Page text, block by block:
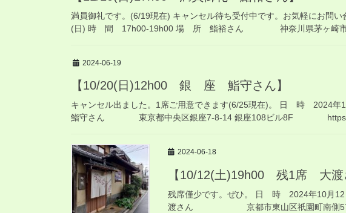
満員御礼です。(6/19現在) キャンセル待ち受付中です。お気軽にお
(日) 時 間 17h00-19h00 場 所 鮨裕さん 神奈川県茅ヶ崎市
2024-06-19
【10/20(日)12h00 銀 座 鮨守さん】
キャンセル出ました。1席ご用意できます(6/25現在)。 日 時
鮨守さん 東京都中央区銀座7-8-14 銀座108ビル8F
2024-06-18
【10/12(土)19h00 残1席 大渡
残席僅少です。ぜひ。 日 時 2024年10
渡さん 京都市東山区祇園町南側